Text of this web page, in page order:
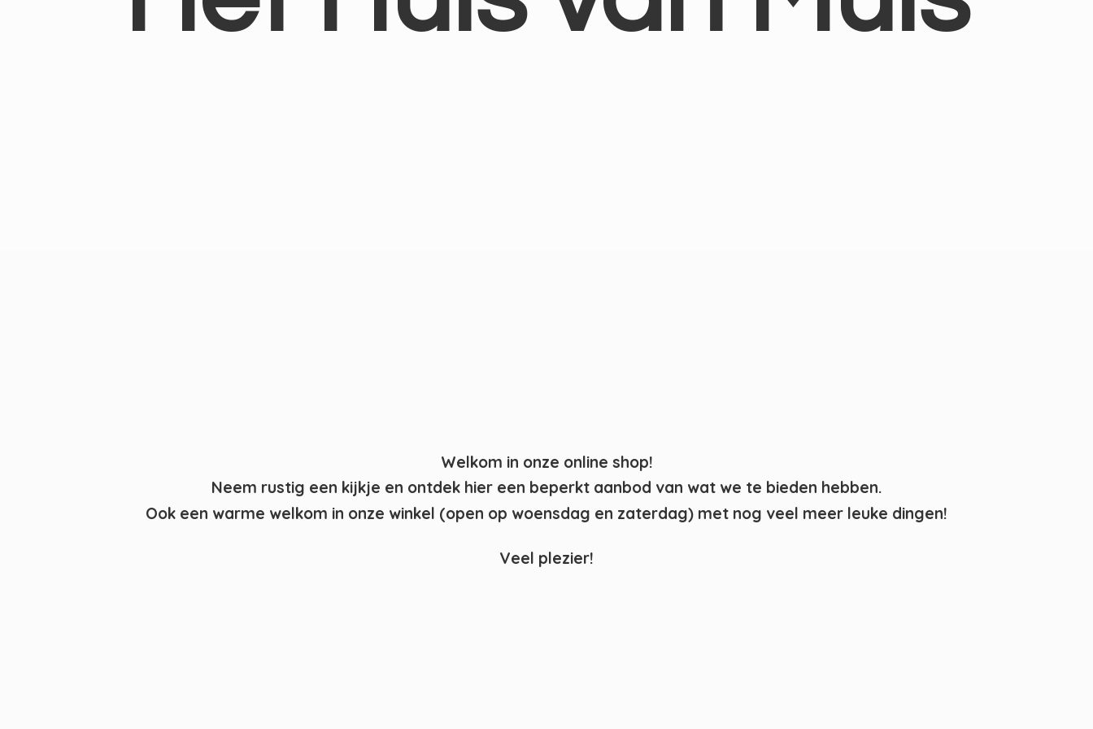
Welkom in onze online shop!
Neem rustig een kijkje en ontdek hier een beperkt aanbod van wat we te bieden hebben.
Ook een warme welkom in onze winkel (open op woensdag en zaterdag) met nog veel meer leuke dingen!
Veel plezier!